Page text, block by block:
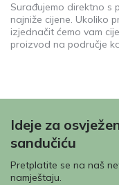
Surađujemo direktno s
najniže cijene. Ukoliko
izjednačit ćemo vam
proizvod na područje
Ideje za
sandučiću
Pretplatite se na naš
namještaju.